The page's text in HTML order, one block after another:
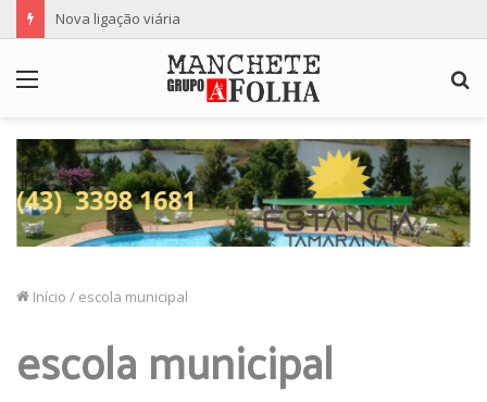
Nova ligação viária
Início / escola municipal
escola municipal